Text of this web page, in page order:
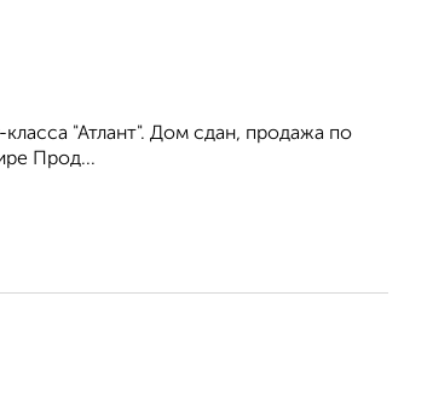
"Атлант". Дом сдан, продажа по
Прод...